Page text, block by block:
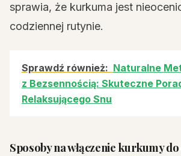
sprawia, że kurkuma jest
codziennej rutynie.
Sprawdź również: Naturalne
z Bezsennością: Skuteczne
Relaksującego Snu
Sposoby na włączenie kurkumy